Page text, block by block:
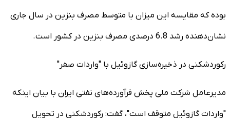
بوده که مقایسه این میزان با متوسط مصرف بنزین در سال جاری
نشان‌دهنده رشد 6.8 درصدی مصرف بنزین در کشور است.
رکوردشکنی در ذخیره‌سازی گازوئیل با "واردات صفر"
مدیرعامل شرکت ملی پخش فرآورده‌های نفتی ایران با بیان اینکه
"واردات گازوئیل متوقف است"، گفت: رکوردشکنی در تحویل